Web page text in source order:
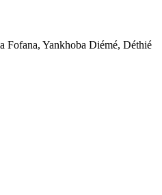
Fofana, Yankhoba Diémé, Déthié